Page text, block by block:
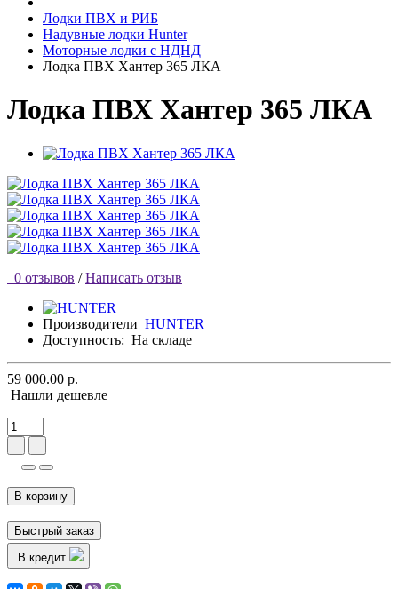
Лодки ПВХ и РИБ
Надувные лодки Hunter
Моторные лодки с НДНД
Лодка ПВХ Хантер 365 ЛКА
Лодка ПВХ Хантер 365 ЛКА
0 отзывов / Написать отзыв
Производители HUNTER
Доступность: На складе
59 000.00 р.
Нашли дешевле
В корзину
Быстрый заказ
В кредит